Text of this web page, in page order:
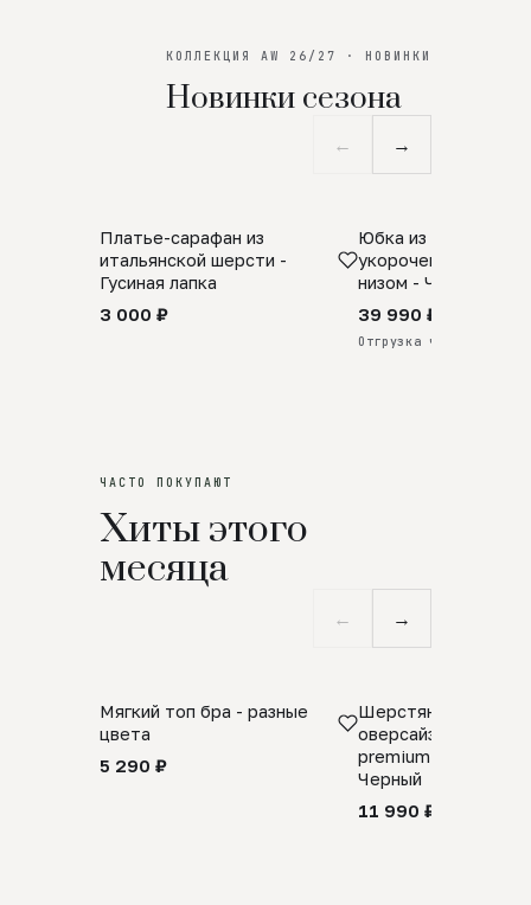
КОЛЛЕКЦИЯ AW 26/27 · НОВИНКИ
Новинки сезона
← →
SALE
Платье-сарафан из
итальянской шерсти -
Гусиная лапка
3 000 ₽
ПРЕДЗАКАЗ
Юбка из
укороченная с
низом - Черный
39 990 ₽
Отгрузка через 25 дней
ЧАСТО ПОКУПАЮТ
Хиты этого
месяца
← →
Мягкий топ бра - разные
цвета
5 290 ₽
Шерстяной свитер
оверсайз 100%
premium merino
Черный
11 990 ₽